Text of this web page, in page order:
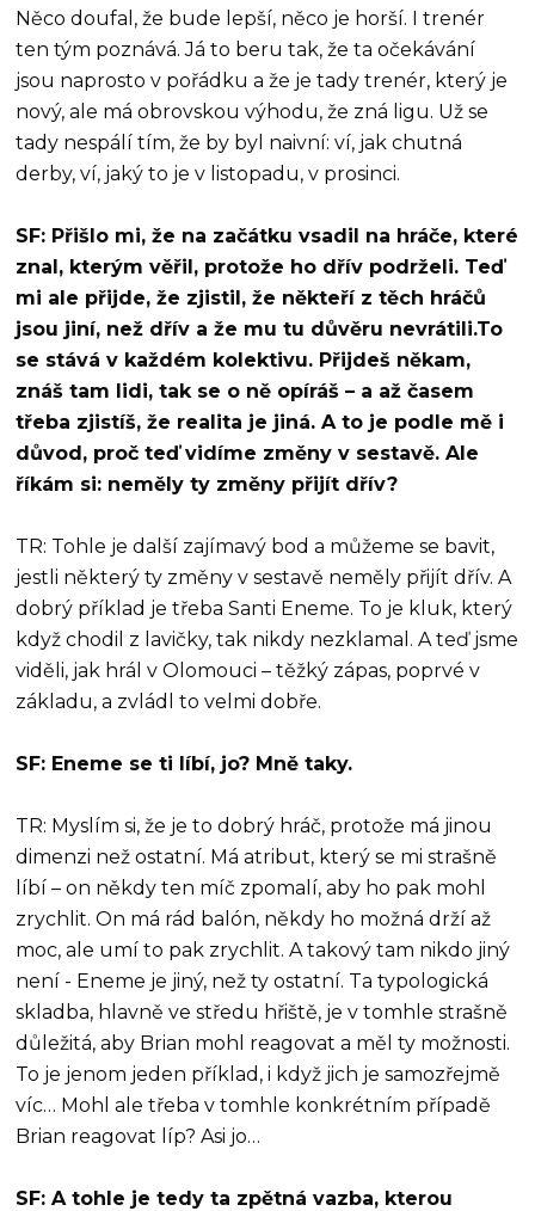
Něco doufal, že bude lepší, něco je horší. I trenér
ten tým poznává. Já to beru tak, že ta očekávání
jsou naprosto v pořádku a že je tady trenér, který je
nový, ale má obrovskou výhodu, že zná ligu. Už se
tady nespálí tím, že by byl naivní: ví, jak chutná
derby, ví, jaký to je v listopadu, v prosinci.
SF: Přišlo mi, že na začátku vsadil na hráče, které
znal, kterým věřil, protože ho dřív podrželi. Teď
mi ale přijde, že zjistil, že někteří z těch hráčů
jsou jiní, než dřív a že mu tu důvěru nevrátili.To
se stává v každém kolektivu. Přijdeš někam,
znáš tam lidi, tak se o ně opíráš – a až časem
třeba zjistíš, že realita je jiná. A to je podle mě i
důvod, proč teď vidíme změny v sestavě. Ale
říkám si: neměly ty změny přijít dřív?
TR: Tohle je další zajímavý bod a můžeme se bavit,
jestli některý ty změny v sestavě neměly přijít dřív. A
dobrý příklad je třeba Santi Eneme. To je kluk, který
když chodil z lavičky, tak nikdy nezklamal. A teď jsme
viděli, jak hrál v Olomouci – těžký zápas, poprvé v
základu, a zvládl to velmi dobře.
SF: Eneme se ti líbí, jo? Mně taky.
TR: Myslím si, že je to dobrý hráč, protože má jinou
dimenzi než ostatní. Má atribut, který se mi strašně
líbí – on někdy ten míč zpomalí, aby ho pak mohl
zrychlit. On má rád balón, někdy ho možná drží až
moc, ale umí to pak zrychlit. A takový tam nikdo jiný
není - Eneme je jiný, než ty ostatní. Ta typologická
skladba, hlavně ve středu hřiště, je v tomhle strašně
důležitá, aby Brian mohl reagovat a měl ty možnosti.
To je jenom jeden příklad, i když jich je samozřejmě
víc… Mohl ale třeba v tomhle konkrétním případě
Brian reagovat líp? Asi jo…
SF: A tohle je tedy ta zpětná vazba, kterou